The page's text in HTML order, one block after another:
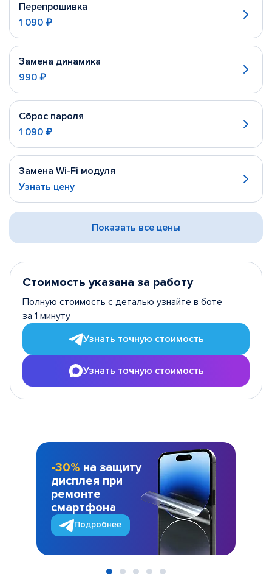
Перепрошивка
1 090 ₽
Замена динамика
990 ₽
Сброс пароля
1 090 ₽
Замена Wi-Fi модуля
Узнать цену
Показать все цены
Стоимость указана за работу
Полную стоимость с деталью узнайте в боте
за 1 минуту
Узнать точную стоимость
Узнать точную стоимость
-30% на защиту
дисплея при
ремонте
смартфона
Подробнее